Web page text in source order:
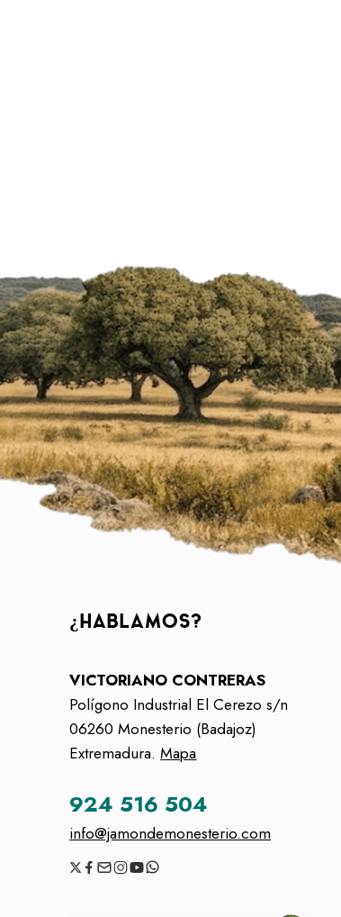
¿HABLAMOS?
VICTORIANO CONTRERAS
Polígono Industrial El Cerezo s/n
06260 Monesterio (Badajoz)
Extremadura.Mapa
924 516 504
info@jamondemonesterio.com